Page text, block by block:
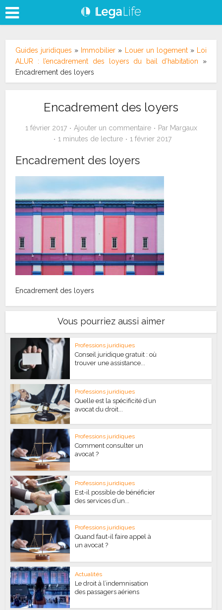
Guides juridiques » Immobilier » Louer un logement»
Loi
ALUR : l’encadrement des loyers du bail d’habitation »
Encadrement des loyers
Encadrement des loyers
1 février 2017 Ajouter un commentaire Par Margaux
1 minutes de lecture
1 février 2017
Encadrement des loyers
Encadrement des loyers
Vous pourriez aussi aimer
Professions juridiques
Conseil juridique gratuit : où
trouver une assistance...
Professions juridiques
Quelle est la spécificité d’un
avocat du droit...
Professions juridiques
Comment consulter un
avocat ?
Professions juridiques
Est-il possible de bénéficier
des services d’un...
Professions juridiques
Quand faut-il faire appel à
un avocat ?
Actualités
Le droit à l’indemnisation
des passagers aériens